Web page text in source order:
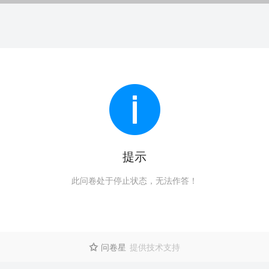
提示
此问卷处于停止状态，无法作答！
 问卷星 提供技术支持